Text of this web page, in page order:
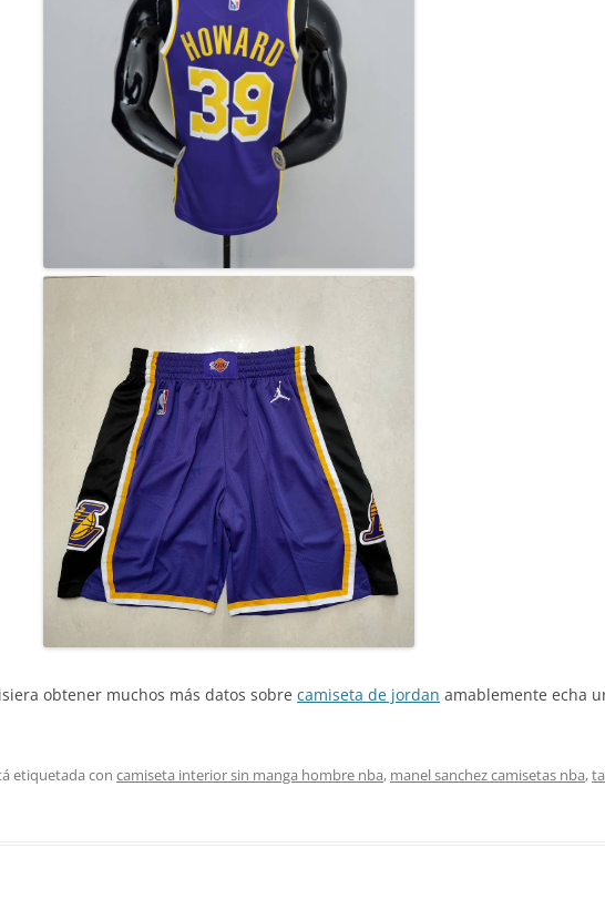
obtener muchos más datos sobre camiseta de jordan amablemente echa
etiquetada con camiseta interior sin manga hombre nba, manel sanchez camisetas nba,